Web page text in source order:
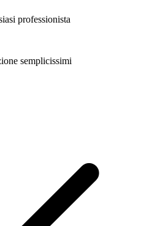
professionista
semplicissimi